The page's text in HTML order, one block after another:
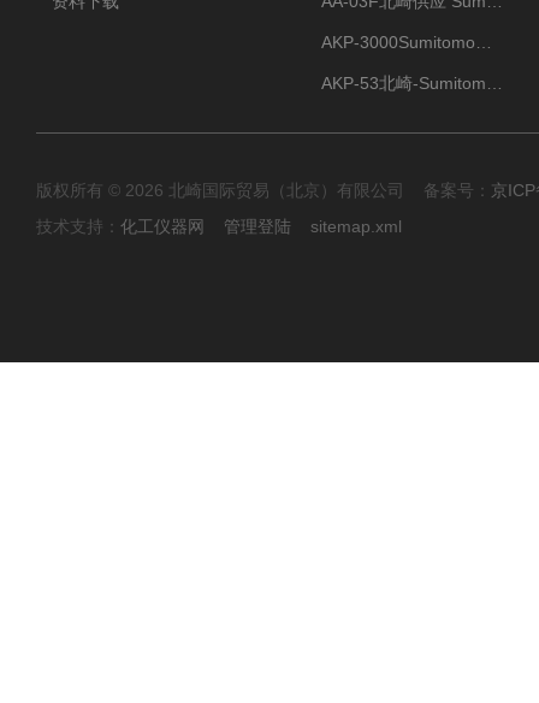
AKP-3000Sumitomo住友化学 高纯氧化铝粉 半导体
AKP-53北崎-Sumitomo住友化学 高纯氧化铝粉
版权所有 © 2026 北崎国际贸易（北京）有限公司 备案号： 京
技术支持： 化工仪器网 管理登陆 sitemap.xml